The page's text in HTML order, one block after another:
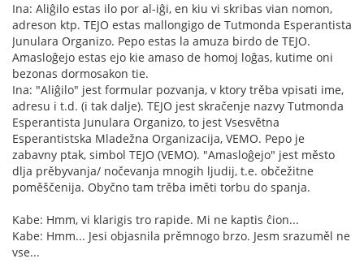
Ina: Aliĝilo estas ilo por al-iĝi, en kiu vi skribas vian nomon,
adreson ktp. TEJO estas mallongigo de Tutmonda Esperantista
Junulara Organizo. Pepo estas la amuza birdo de TEJO.
Amasloĝejo estas ejo kie amaso de homoj loĝas, kutime oni
bezonas dormosakon tie.
Ina: "Aliĝilo" jest formular pozvanja, v ktory trěba vpisati ime,
adresu i t.d. (i tak dalje). TEJO jest skračenje nazvy Tutmonda
Esperantista Junulara Organizo, to jest Vsesvětna
Esperantistska Mladežna Organizacija, VEMO. Pepo je
zabavny ptak, simbol TEJO (VEMO). "Amasloĝejo" jest město
dlja prěbyvanja/ nočevanja mnogih ljudij, t.e. občežitne
poměščenija. Obyčno tam trěba iměti torbu do spanja.
Kabe: Hmm, vi klarigis tro rapide. Mi ne kaptis ĉion...
Kabe: Hmm... Jesi objasnila prěmnogo brzo. Jesm srazuměl ne
vse...